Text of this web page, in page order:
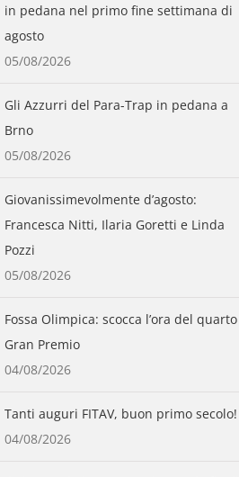
in pedana nel primo fine settimana di
agosto
05/08/2026
Gli Azzurri del Para-Trap in pedana a
Brno
05/08/2026
Giovanissimevolmente d’agosto:
Francesca Nitti, Ilaria Goretti e Linda
Pozzi
05/08/2026
Fossa Olimpica: scocca l’ora del quarto
Gran Premio
04/08/2026
Tanti auguri FITAV, buon primo secolo!
04/08/2026